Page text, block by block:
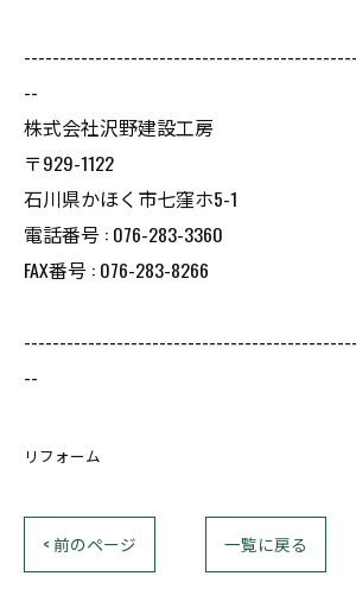
--
株式会社沢野建設工房
〒929-1122
石川県かほく市七窪ホ5-1
電話番号 : 076-283-3360
FAX番号 : 076-283-8266
--
リフォーム
< 前のページ 一覧に戻る